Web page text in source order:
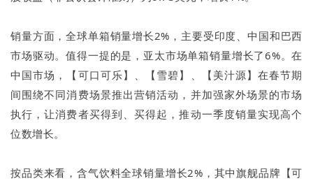
销量方面，全球单箱销量增长2%，主要受印度、中国和巴西
市场驱动。值得一提的是，亚太市场单箱销量增长了6%。在
中国市场，【可口可乐】、【雪碧】、【美汁源】在春节期
间围绕不同消费场景推出营销活动，并加强家外场景的市场
执行，让消费者买得到、买得起，推动一季度销量实现高个
位数增长。
按品类来看，含气饮料全球销量增长2%，其中旗舰品牌【可